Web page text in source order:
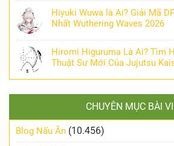
Hiyuki Wuwa là Ai? Giải Mã
Nhất Wuthering Waves 2026
Hiromi Higuruma Là Ai? Tìm
Thuật Sư Mới Của Jujutsu
CHUYÊN MỤC BÀI
Blog Nấu Ăn (10.456)